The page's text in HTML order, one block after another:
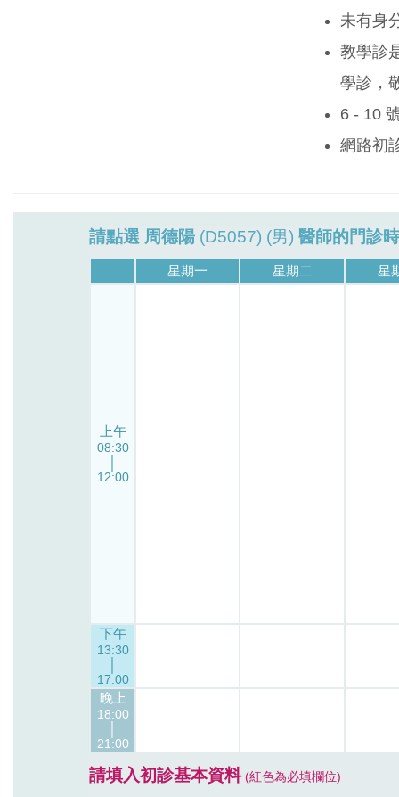
未有身
教學診
學診，
6 - 10
網路初